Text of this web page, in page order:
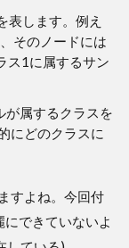
表します。例え
そのノードには
ス1に属するサン
が属するクラスを
にどのクラスに
すよね。今回付
できていないよ